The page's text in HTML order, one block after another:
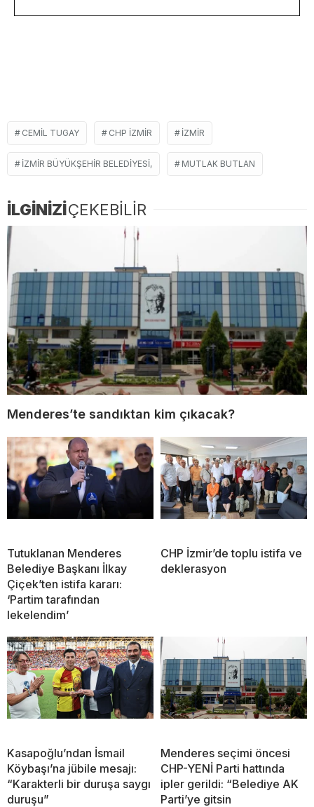
CEMIL TUGAY CHP IZMIR İZMIR
İZMIR BÜYÜKŞEHIR BELEDIYESI, MUTLAK BUTLAN
İLGİNİZİÇEKEBİLİR
Menderes’te sandıktan kim çıkacak?
Tutuklanan Menderes
Belediye Başkanı İlkay
Çiçek’ten istifa kararı:
‘Partim tarafından
lekelendim’
CHP İzmir’de toplu istifa ve
deklerasyon
Kasapoğlu’ndan İsmail
Köybaşı’na jübile mesajı:
“Karakterli bir duruşa saygı
duruşu”
Menderes seçimi öncesi
CHP-YENİ Parti hattında
ipler gerildi: “Belediye AK
Parti’ye gitsin